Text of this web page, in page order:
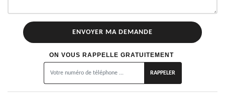
ON VOUS RAPPELLE GRATUITEMENT